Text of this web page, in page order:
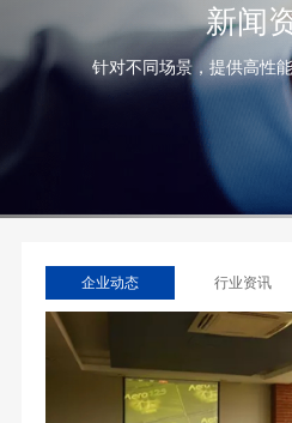
新闻
针对不同场景，提供高性
企业动态 行业资讯